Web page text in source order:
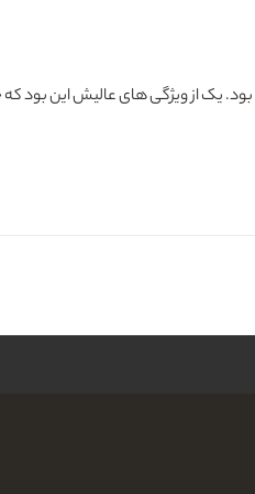
بود. یک از ویژگی های عالیش این بود